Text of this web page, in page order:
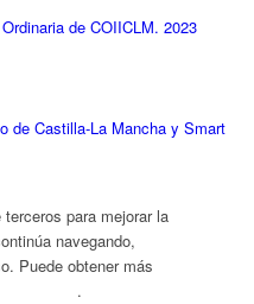
de COIICLM. 2023
de Castilla-La Mancha y Smart
para mejorar la
navegando,
Puede obtener más
.